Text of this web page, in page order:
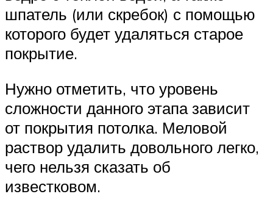
шпатель (или скребок) с помощью
которого будет удаляться старое
покрытие.
Нужно отметить, что уровень
сложности данного этапа зависит
от покрытия потолка. Меловой
раствор удалить довольного легко,
чего нельзя сказать об
известковом.